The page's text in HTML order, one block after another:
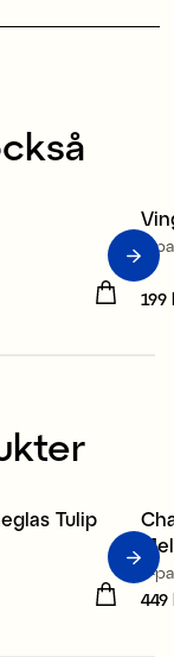
6-
Pris
199
Tulip
6-
Pris
449